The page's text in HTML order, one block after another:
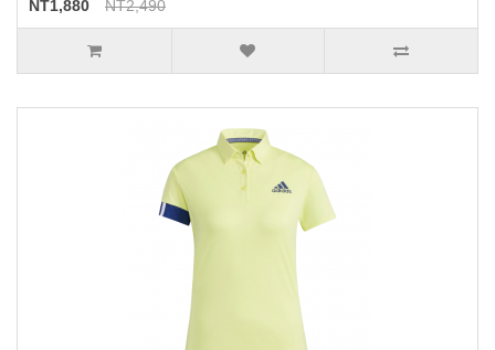
NT1,880
NT2,490